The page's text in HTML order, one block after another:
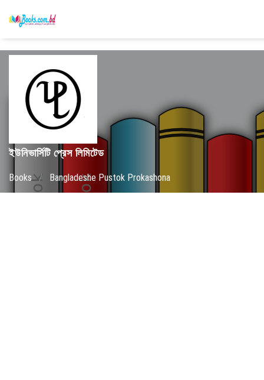
ইউনিভার্সিটি প্রেস লিমিটেড
Books / Bangladeshe Pustok Prokashona